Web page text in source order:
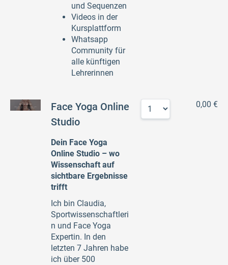
und Sequenzen
Videos in der
Kursplattform
Whatsapp
Community für
alle künftigen
Lehrerinnen
Face Yoga Online
Studio
Dein Face Yoga
Online Studio – wo
Wissenschaft auf
sichtbare Ergebnisse
trifft
Ich bin Claudia,
Sportwissenschaftleri
n und Face Yoga
Expertin. In den
letzten 7 Jahren habe
ich über 500
0,00 €